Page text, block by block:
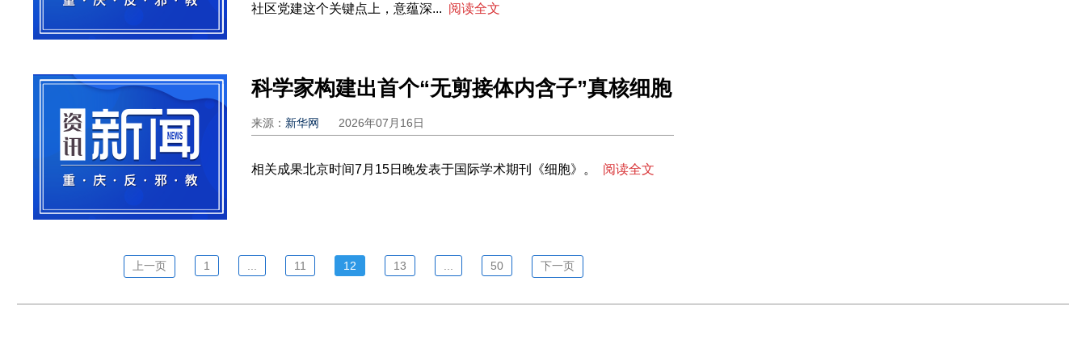
社区党建这个关键点上，意蕴深... 阅读全文
科学家构建出首个“无剪接体内含子”真核细胞
来源： 新华网 2026年07月16日
相关成果北京时间7月15日晚发表于国际学术期刊《细胞》。 阅读全文
上一页 1 11 12 13 50 下一页